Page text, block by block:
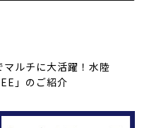
マルチに大活躍！水陸
」のご紹介